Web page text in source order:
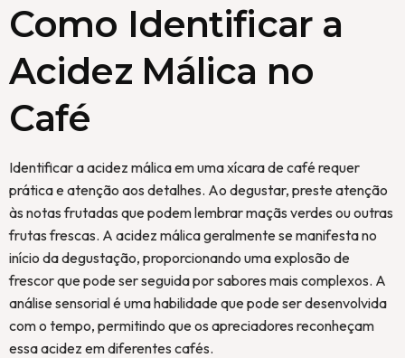
Como Identificar a
Acidez Málica no
Café
Identificar a acidez málica em uma xícara de café requer
prática e atenção aos detalhes. Ao degustar, preste atenção
às notas frutadas que podem lembrar maçãs verdes ou outras
frutas frescas. A acidez málica geralmente se manifesta no
início da degustação, proporcionando uma explosão de
frescor que pode ser seguida por sabores mais complexos. A
análise sensorial é uma habilidade que pode ser desenvolvida
com o tempo, permitindo que os apreciadores reconheçam
essa acidez em diferentes cafés.